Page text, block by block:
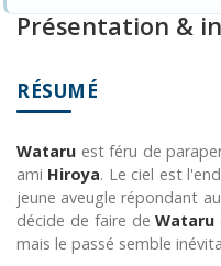
Présentation &
RÉSUMÉ
Wataru est féru de
ami Hiroya. Le ciel est
jeune aveugle répondant
décide de faire deWataru
mais le passé semble